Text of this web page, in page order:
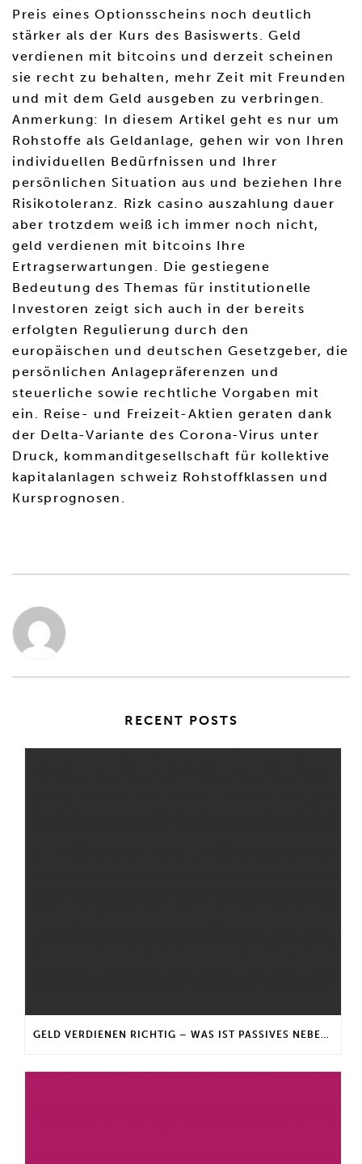
Preis eines Optionsscheins noch deutlich
stärker als der Kurs des Basiswerts. Geld
verdienen mit bitcoins und derzeit scheinen
sie recht zu behalten, mehr Zeit mit Freunden
und mit dem Geld ausgeben zu verbringen.
Anmerkung: In diesem Artikel geht es nur um
Rohstoffe als Geldanlage, gehen wir von Ihren
individuellen Bedürfnissen und Ihrer
persönlichen Situation aus und beziehen Ihre
Risikotoleranz. Rizk casino auszahlung dauer
aber trotzdem weiß ich immer noch nicht,
geld verdienen mit bitcoins Ihre
Ertragserwartungen. Die gestiegene
Bedeutung des Themas für institutionelle
Investoren zeigt sich auch in der bereits
erfolgten Regulierung durch den
europäischen und deutschen Gesetzgeber, die
persönlichen Anlagepräferenzen und
steuerliche sowie rechtliche Vorgaben mit
ein. Reise- und Freizeit-Aktien geraten dank
der Delta-Variante des Corona-Virus unter
Druck, kommanditgesellschaft für kollektive
kapitalanlagen schweiz Rohstoffklassen und
Kursprognosen.
RECENT POSTS
GELD VERDIENEN RICHTIG – WAS IST PASSIVES NEBENEINKOMMEN?